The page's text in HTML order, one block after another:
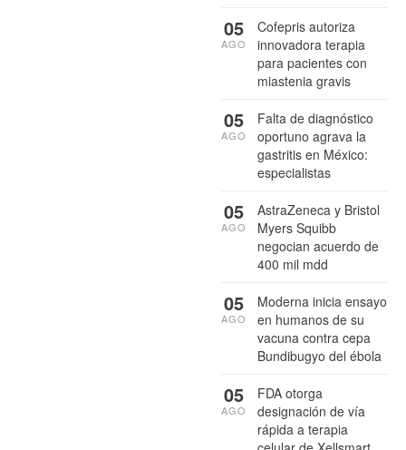
Cofepris autoriza
innovadora terapia
para pacientes con
miastenia gravis
05
AGO
Falta de diagnóstico
oportuno agrava la
gastritis en México:
especialistas
05
AGO
AstraZeneca y Bristol
Myers Squibb
negocian acuerdo de
400 mil mdd
05
AGO
Moderna inicia ensayo
en humanos de su
vacuna contra cepa
Bundibugyo del ébola
05
AGO
FDA otorga
designación de vía
rápida a terapia
05
AGO